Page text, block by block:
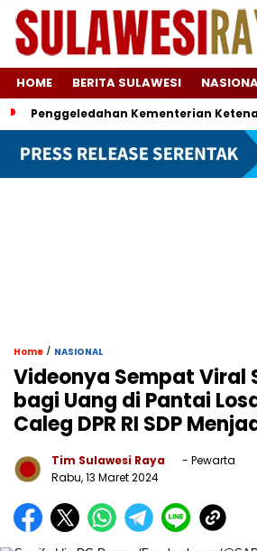
HOME BERITA SULAWESI
Penggeledahan Kementerian
Home / NASIONAL
Videonya Sempat Viral
bagi Uang di Pantai
Caleg DPR RI SDP
Tim Sulawesi Raya
- Pewarta
Rabu, 13 Maret 2024